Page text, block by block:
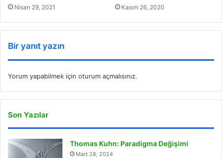
Nisan 29, 2021 Kasım 26, 2020
Bir yanıt yazın
Yorum yapabilmek için oturum açmalısınız.
Son Yazılar
Thomas Kuhn: Paradigma Değişimi
Mart 28, 2024